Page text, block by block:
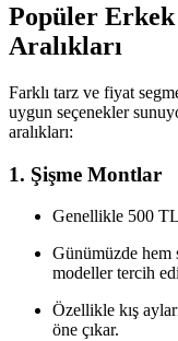
Popüler
Aralıkları
Farklı tarz ve fiyat
uygun seçenekler
aralıkları:
1. Şişme Montlar
Genellikle 500
Günümüzde hem
modeller tercih
Özellikle kış
öne çıkar.